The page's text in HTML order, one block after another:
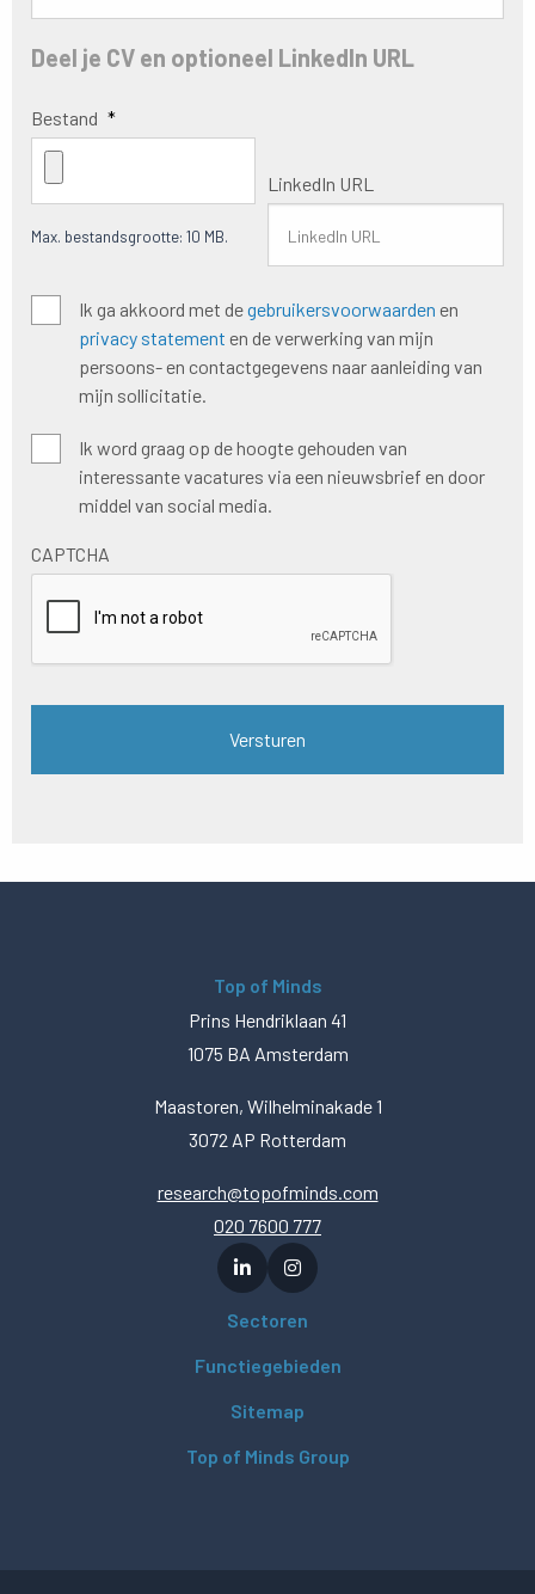
Deel je CV en optioneel LinkedIn URL
Bestand *
Max. bestandsgrootte: 10 MB.
LinkedIn URL
Algemene
voorwaarden
*
Ik ga akkoord met degebruikersvoorwaarden en
privacy statement en de verwerking van mijn
persoons- en contactgegevens naar aanleiding van
mijn sollicitatie.
Hoogte
houden
nieuwsbrief
Ik word graag op de hoogte gehouden van
interessante vacatures via een nieuwsbrief en door
middel van social media.
CAPTCHA
Top of Minds
Prins Hendriklaan 41
1075 BA Amsterdam
Maastoren, Wilhelminakade 1
3072 AP Rotterdam
research@topofminds.com
020 7600 777
Sectoren
Functiegebieden
Sitemap
Top of Minds Group